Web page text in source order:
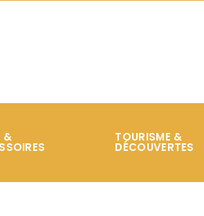
& TOURISME &
DÉCOUVERTES